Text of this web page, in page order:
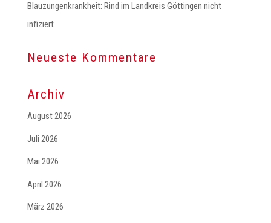
Blauzungenkrankheit: Rind im Landkreis Göttingen nicht
infiziert
Neueste Kommentare
Archiv
August 2026
Juli 2026
Mai 2026
April 2026
März 2026